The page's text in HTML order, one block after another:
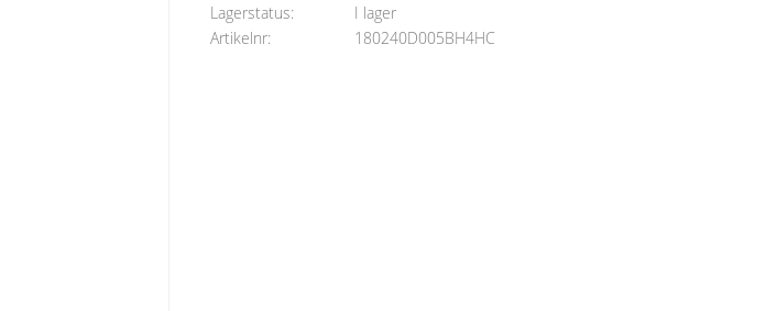
Lagerstatus
I lager
Artikelnr
180240D005BH4HC